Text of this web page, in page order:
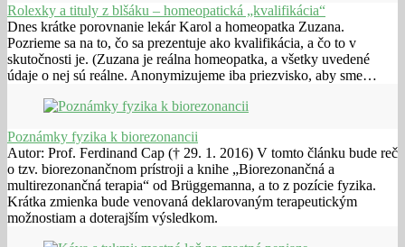
Rolexky a tituly z blšáku – homeopatická „kvalifikácia“
Dnes krátke porovnanie lekár Karol a homeopatka Zuzana.
Pozrieme sa na to, čo sa prezentuje ako kvalifikácia, a čo to v
skutočnosti je. (Zuzana je reálna homeopatka, a všetky uvedené
údaje o nej sú reálne. Anonymizujeme iba priezvisko, aby sme…
Poznámky fyzika k biorezonancii
Autor: Prof. Ferdinand Cap († 29. 1. 2016) V tomto článku bude reč
o tzv. biorezonančnom prístroji a knihe „Biorezonančná a
multirezonančná terapia“ od Brüggemanna, a to z pozície fyzika.
Krátka zmienka bude venovaná deklarovaným terapeutickým
možnostiam a doterajším výsledkom.